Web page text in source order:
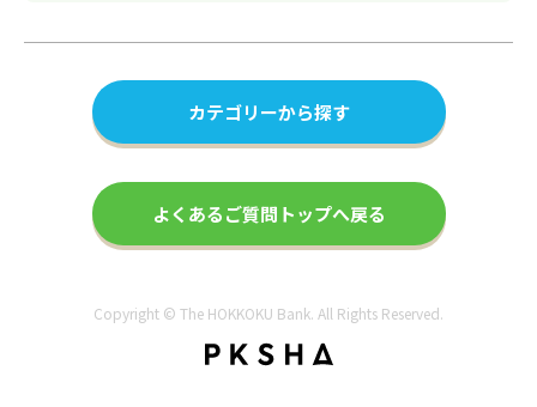
カテゴリーから探す
よくあるご質問トップへ戻る
Copyright © The HOKKOKU Bank. All Rights Reserved.